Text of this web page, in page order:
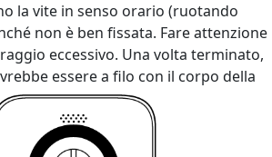
la vite in senso orario (ruotando
non è ben fissata. Fare attenzione
eccessivo. Una volta terminato,
essere a filo con il corpo della